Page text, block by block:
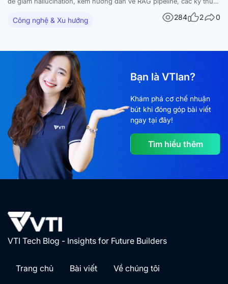
nâng cao và ứng dụng thực tế. Các mô hình ngôn ngữ lớn (large
language models – LLM) đã tạo ra những bước tiến…
Công nghệ & Xu hướng 284 2 0
Bạn là VTIan?
Khám phá cơ chế nhuận
bút khi đóng góp bài viết
ngay tại đây!
Tìm hiểu thêm
VTI Tech Blog - Insights for Future Builders
Trang chủ Bài viết Về chúng tôi